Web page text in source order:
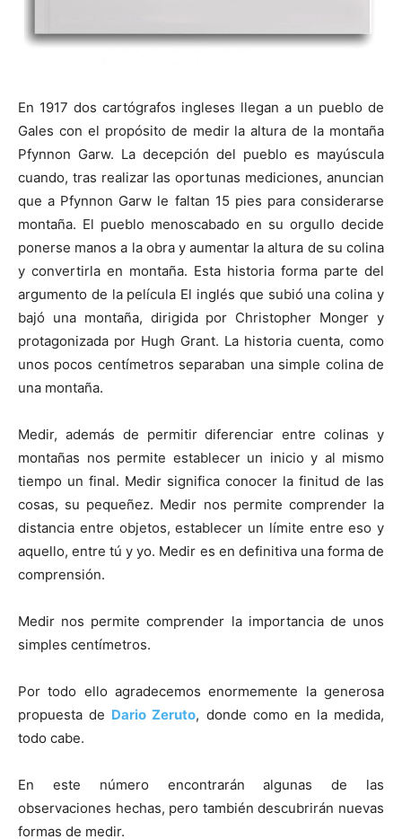
En 1917 dos cartógrafos ingleses llegan a un pueblo de
Gales con el propósito de medir la altura de la montaña
Pfynnon Garw. La decepción del pueblo es mayúscula
cuando, tras realizar las oportunas mediciones, anuncian
que a Pfynnon Garw le faltan 15 pies para considerarse
montaña. El pueblo menoscabado en su orgullo decide
ponerse manos a la obra y aumentar la altura de su colina
y convertirla en montaña. Esta historia forma parte del
argumento de la película El inglés que subió una colina y
bajó una montaña, dirigida por Christopher Monger y
protagonizada por Hugh Grant. La historia cuenta, como
unos pocos centímetros separaban una simple colina de
una montaña.
Medir, además de permitir diferenciar entre colinas y
montañas nos permite establecer un inicio y al mismo
tiempo un final. Medir significa conocer la finitud de las
cosas, su pequeñez. Medir nos permite comprender la
distancia entre objetos, establecer un límite entre eso y
aquello, entre tú y yo. Medir es en definitiva una forma de
comprensión.
Medir nos permite comprender la importancia de unos
simples centímetros.
Por todo ello agradecemos enormemente la generosa
propuesta de Dario Zeruto, donde como en la medida,
todo cabe.
En este número encontrarán algunas de las
observaciones hechas, pero también descubrirán nuevas
formas de medir.